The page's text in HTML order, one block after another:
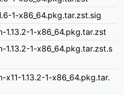
1-x86_64.pkg.tar.zst.sig
1-x86_64.pkg.tar.zst
1-x86_64.pkg.tar.zst.s
1.13.2-1-x86_64.pkg.tar.